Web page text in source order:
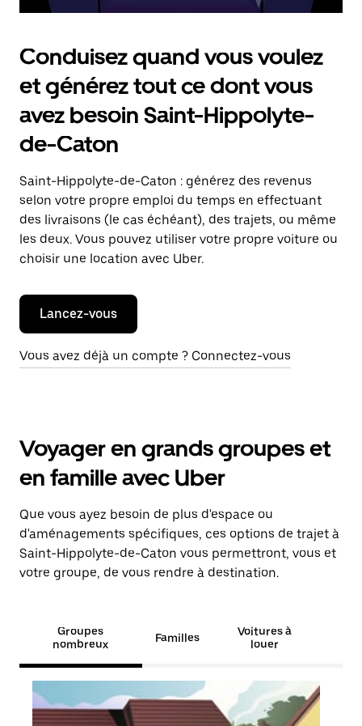
Conduisez quand vous voulez
et générez tout ce dont vous
avez besoin Saint-Hippolyte-
de-Caton
Saint-Hippolyte-de-Caton : générez des revenus
selon votre propre emploi du temps en effectuant
des livraisons (le cas échéant), des trajets, ou même
les deux. Vous pouvez utiliser votre propre voiture ou
choisir une location avec Uber.
Lancez-vous
Vous avez déjà un compte ? Connectez-vous
Voyager en grands groupes et
en famille avec Uber
Que vous ayez besoin de plus d'espace ou
d'aménagements spécifiques, ces options de trajet à
Saint-Hippolyte-de-Caton vous permettront, vous et
votre groupe, de vous rendre à destination.
Groupes
nombreux
Familles
Voitures à
louer